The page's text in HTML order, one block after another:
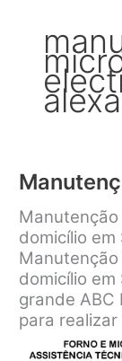
domicílio em
domicílio em
grande ABC
para